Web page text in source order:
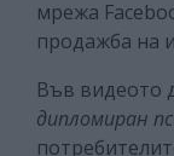
мрежа
продажба на
Във видеото
дипломиран